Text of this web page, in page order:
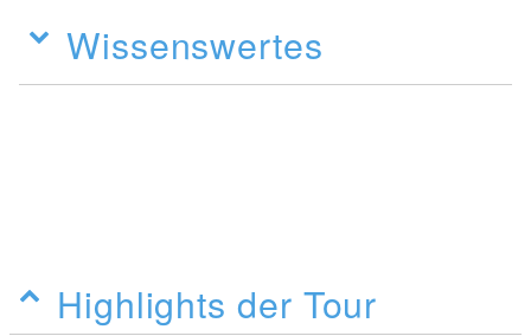
Wissenswertes
Highlights der Tour